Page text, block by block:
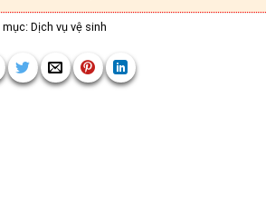
mục:Dịch vụ vệ sinh